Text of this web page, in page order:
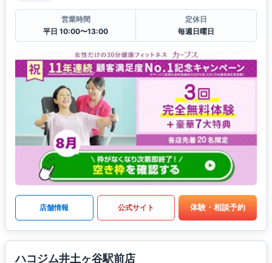
営業時間
平日 10:00〜13:00
定休日
毎週日曜日
店舗情報 公式サイト 体験・相談予約
ハコジム井土ヶ谷駅前店